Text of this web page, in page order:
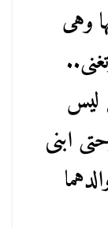
وهى
ليس
ابنى